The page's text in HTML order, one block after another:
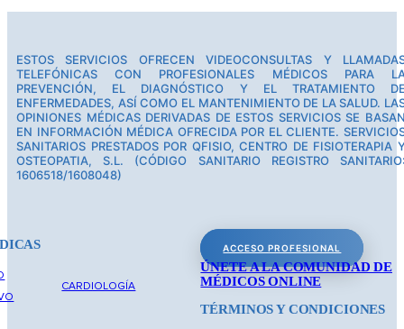
ESTOS SERVICIOS OFRECEN VIDEOCONSULTAS Y
TELEFÓNICAS CON PROFESIONALES MÉDICOS PARA
PREVENCIÓN, EL DIAGNÓSTICO Y EL TRATAMIENTO
ENFERMEDADES, ASÍ COMO EL MANTENIMIENTO DE LA SALUD.
OPINIONES MÉDICAS DERIVADAS DE ESTOS SERVICIOS SE
EN INFORMACIÓN MÉDICA OFRECIDA POR EL CLIENTE.
SANITARIOS PRESTADOS POR QFISIO, CENTRO DE FISIOTERAPIA
OSTEOPATIA, S.L. (CÓDIGO SANITARIO REGISTRO
1606518/1608048)
CARDIOLOGÍA
ACCESO PROFESIONAL
ÚNETE A LA COMUNIDAD DE
MÉDICOS ONLINE
TÉRMINOS Y CONDICIONES